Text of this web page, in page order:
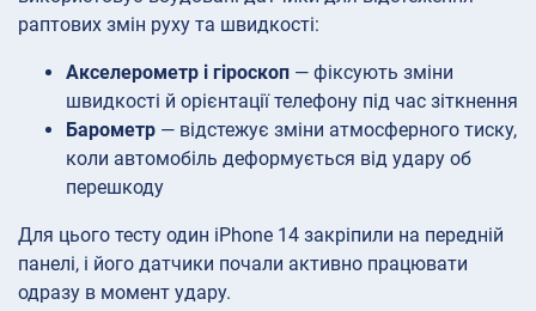
раптових змін руху та швидкості:
Акселерометр і гіроскоп — фіксують зміни
швидкості й орієнтації телефону під час зіткнення
Барометр — відстежує зміни атмосферного тиску,
коли автомобіль деформується від удару об
перешкоду
Для цього тесту один iPhone 14 закріпили на передній
панелі, і його датчики почали активно працювати
одразу в момент удару.